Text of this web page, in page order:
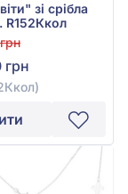
зі срібла
R152Ккол
грн